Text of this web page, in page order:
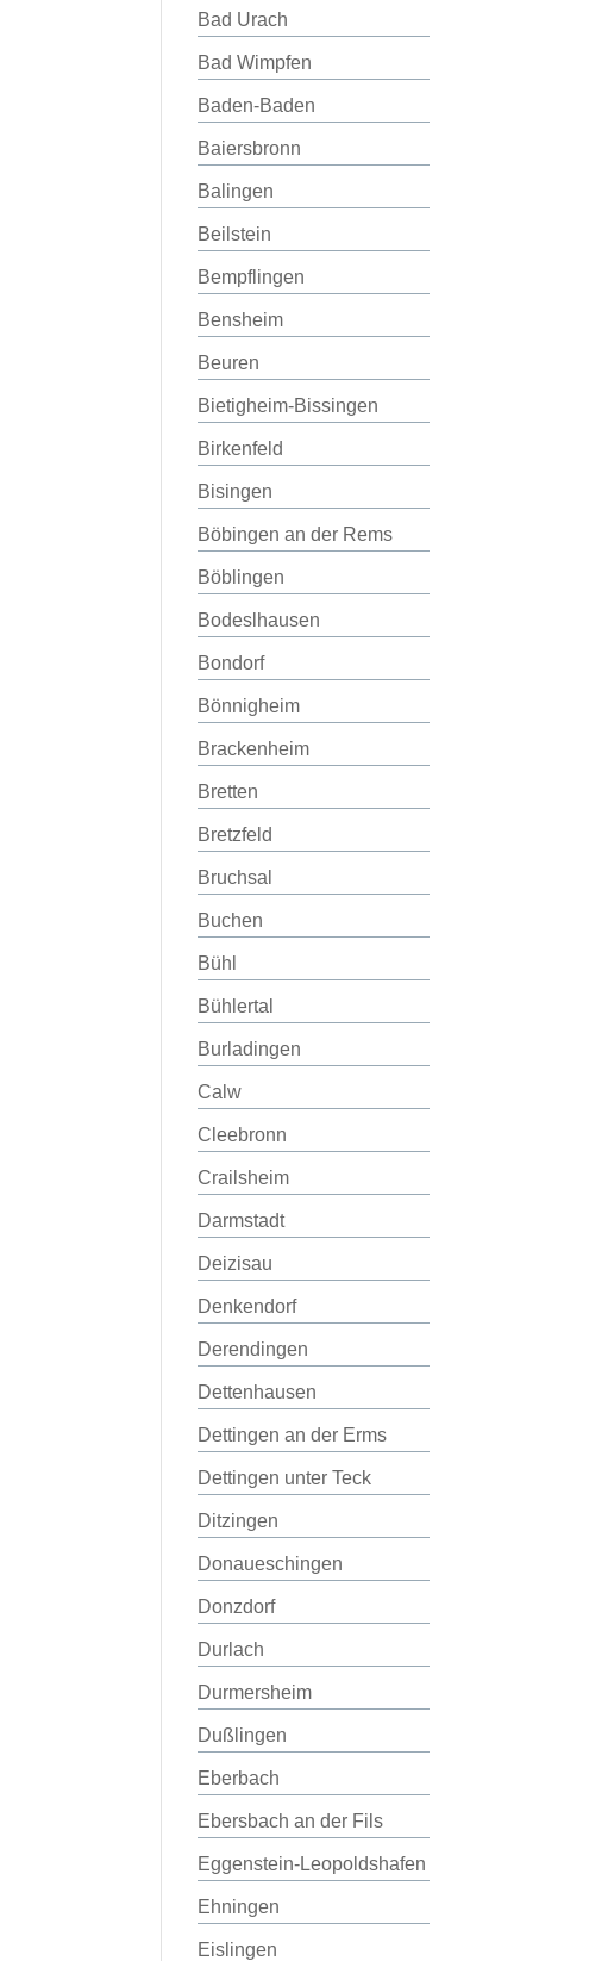
Bad Urach
Bad Wimpfen
Baden-Baden
Baiersbronn
Balingen
Beilstein
Bempflingen
Bensheim
Beuren
Bietigheim-Bissingen
Birkenfeld
Bisingen
Böbingen an der Rems
Böblingen
Bodeslhausen
Bondorf
Bönnigheim
Brackenheim
Bretten
Bretzfeld
Bruchsal
Buchen
Bühl
Bühlertal
Burladingen
Calw
Cleebronn
Crailsheim
Darmstadt
Deizisau
Denkendorf
Derendingen
Dettenhausen
Dettingen an der Erms
Dettingen unter Teck
Ditzingen
Donaueschingen
Donzdorf
Durlach
Durmersheim
Dußlingen
Eberbach
Ebersbach an der Fils
Eggenstein-Leopoldshafen
Ehningen
Eislingen